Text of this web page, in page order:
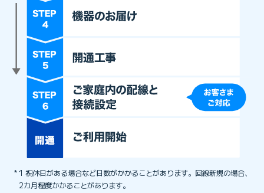
1 祝休日がある場合など日数がかかることがあります。回線新規の場合、
2カ月程度かかることがあります。